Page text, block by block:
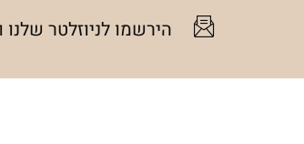
פתיחת
הירשמו לניוזלטר